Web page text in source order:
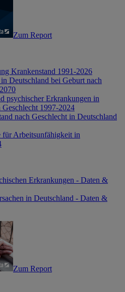
Zum Report
Krankenstand 1991-2026
Deutschland bei Geburt nach
psychischer Erkrankungen in
Geschlecht 1997-2024
nach Geschlecht in Deutschland
für Arbeitsunfähigkeit in
Erkrankungen - Daten &
in Deutschland - Daten &
Zum Report